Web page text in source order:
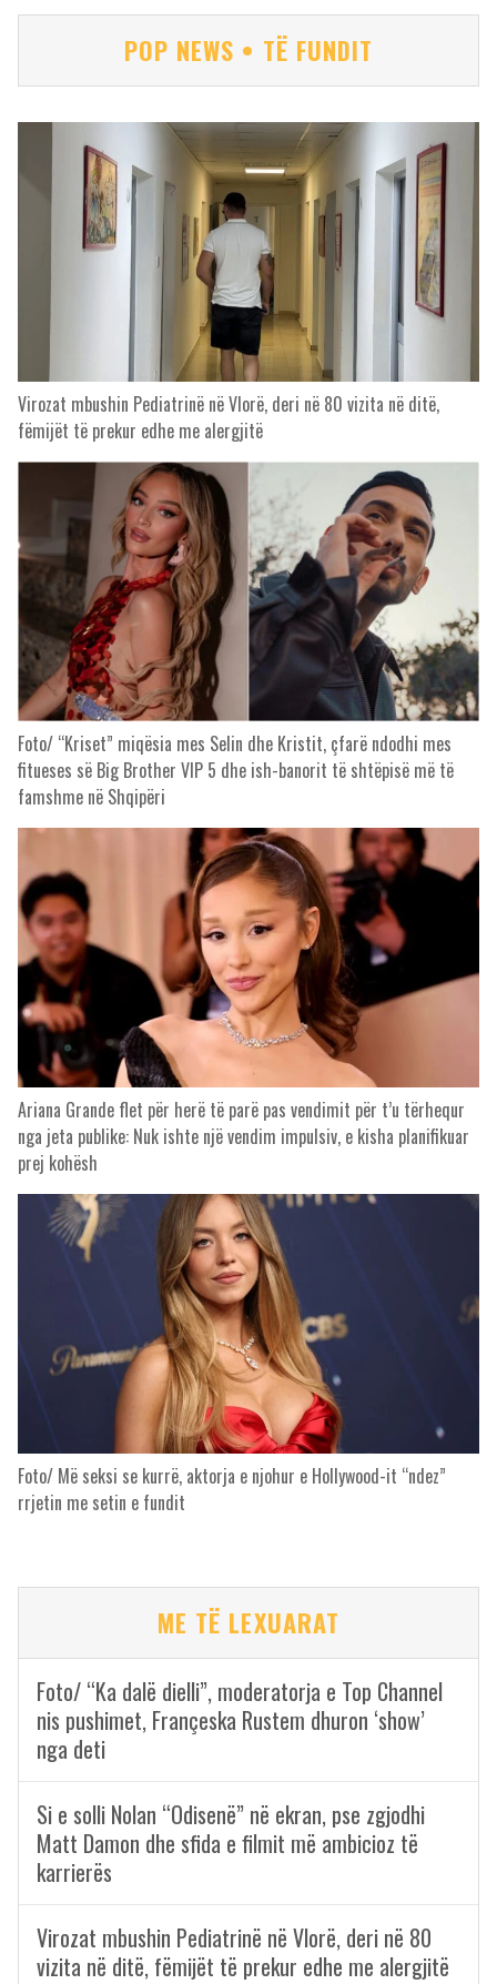
POP NEWS • TË FUNDIT
Virozat mbushin Pediatrinë në Vlorë, deri në 80 vizita në ditë,
fëmijët të prekur edhe me alergjitë
Foto/ “Kriset” miqësia mes Selin dhe Kristit, çfarë ndodhi mes
fitueses së Big Brother VIP 5 dhe ish-banorit të shtëpisë më të
famshme në Shqipëri
Ariana Grande flet për herë të parë pas vendimit për t’u tërhequr
nga jeta publike: Nuk ishte një vendim impulsiv, e kisha planifikuar
prej kohësh
Foto/ Më seksi se kurrë, aktorja e njohur e Hollywood-it “ndez”
rrjetin me setin e fundit
ME TË LEXUARAT
Foto/ “Ka dalë dielli”, moderatorja e Top Channel
nis pushimet, Françeska Rustem dhuron ‘show’
nga deti
Si e solli Nolan “Odisenë” në ekran, pse zgjodhi
Matt Damon dhe sfida e filmit më ambicioz të
karrierës
Virozat mbushin Pediatrinë në Vlorë, deri në 80
vizita në ditë, fëmijët të prekur edhe me alergjitë